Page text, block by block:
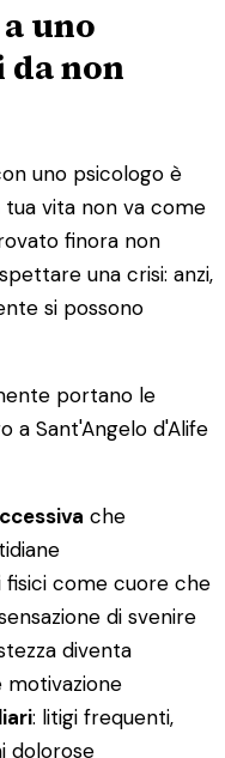
uno
da non
uno psicologo è
tua vita non va come
finora non
una crisi: anzi,
si possono
portano le
a Sant'Angelo d'Alife
che
fisici come cuore che
di svenire
diventa
: litigi frequenti,
dolorose